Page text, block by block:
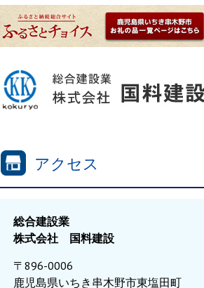
アクセス
総合建設業
株式会社 国料建設
〒896-0006
鹿児島県いちき串木野市東塩田町